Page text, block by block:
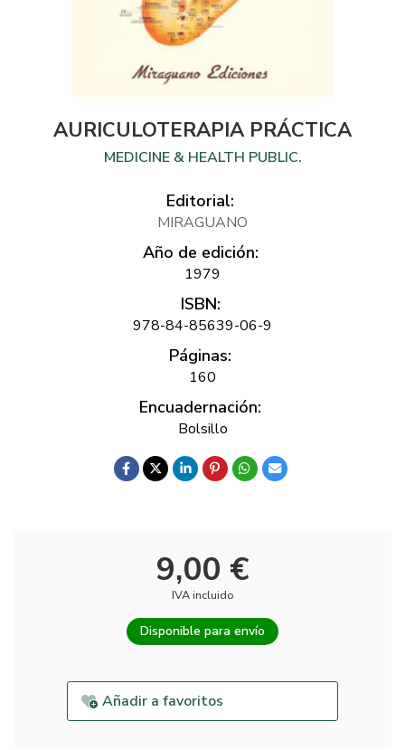
AURICULOTERAPIA PRÁCTICA
MEDICINE & HEALTH PUBLIC.
Editorial:
MIRAGUANO
Año de edición:
1979
ISBN:
978-84-85639-06-9
Páginas:
160
Encuadernación:
Bolsillo
9,00 €
IVA incluido
Disponible para envío
Añadir a favoritos